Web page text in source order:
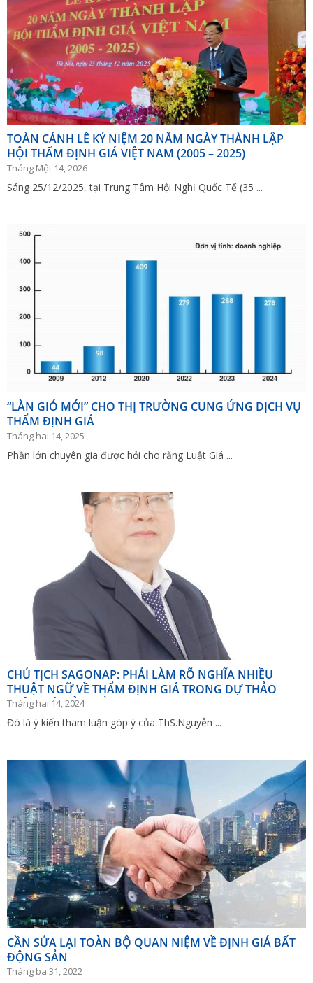
TOÀN CẢNH LỄ KỶ NIỆM 20 NĂM NGÀY THÀNH LẬP
HỘI THẨM ĐỊNH GIÁ VIỆT NAM (2005 – 2025)
Tháng Một 14, 2026
Sáng 25/12/2025, tại Trung Tâm Hội Nghị Quốc Tế (35 ...
“LÀN GIÓ MỚI” CHO THỊ TRƯỜNG CUNG ỨNG DỊCH VỤ
THẨM ĐỊNH GIÁ
Tháng hai 14, 2025
Phần lớn chuyên gia được hỏi cho rằng Luật Giá ...
CHỦ TỊCH SAGONAP: PHẢI LÀM RÕ NGHĨA NHIỀU
THUẬT NGỮ VỀ THẨM ĐỊNH GIÁ TRONG DỰ THẢO
LUẬT GIÁ (SỬA ĐỔI)
Tháng hai 14, 2024
Đó là ý kiến tham luận góp ý của ThS.Nguyễn ...
CẦN SỬA LẠI TOÀN BỘ QUAN NIỆM VỀ ĐỊNH GIÁ BẤT
ĐỘNG SẢN
Tháng ba 31, 2022